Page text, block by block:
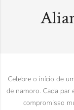
Celebre o início de
de namoro. Cada par
compromisso